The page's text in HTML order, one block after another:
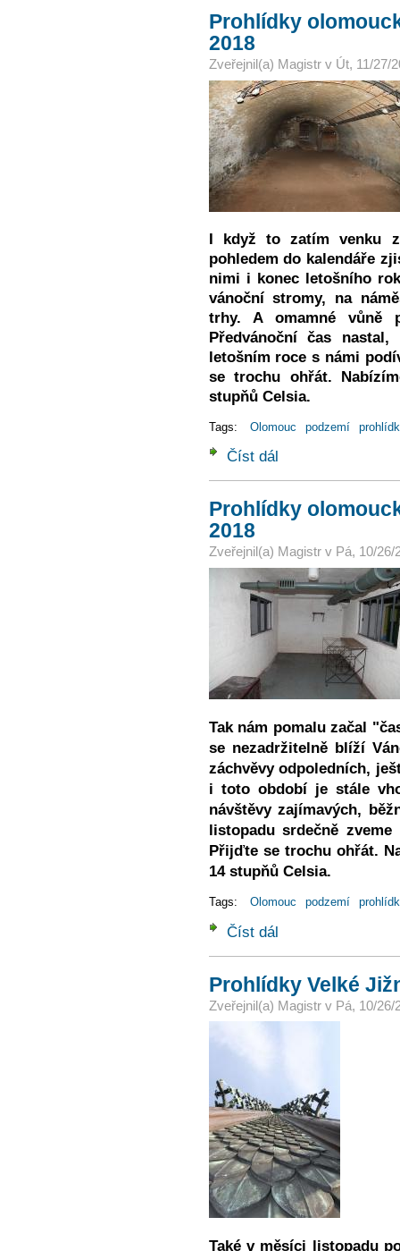
Prohlídky
2018
Zveřejnil(a) Magistrv Út, 11/27/
I když to zatím venku
pohledem do kalendáře
nimi i konec letošního
vánoční stromy, na
trhy. A omamné vůně
Předvánoční čas
letošním roce s námi
se trochu ohřát.
stupňů Celsia.
Tags: Olomouc podzemí
Číst dál
Prohlídky
2018
Zveřejnil(a) Magistrv Pá, 10/26/
Tak nám pomalu začal
se nezadržitelně blíží
záchvěvy odpoledních,
i toto období je stále
návštěvy zajímavých,
listopadu srdečně
Přijďte se trochu ohřát.
14 stupňů Celsia.
Tags: Olomouc podzemí
Číst dál
Prohlídky Velké
Zveřejnil(a) Magistrv Pá, 10/26/
Také v měsíci listopadu